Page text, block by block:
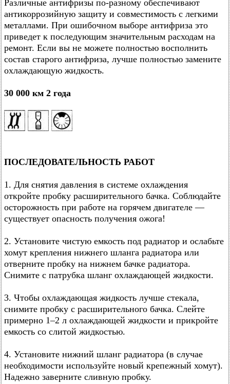
Различные антифризы по-разному обеспечивают
антикоррозийную защиту и совместимость с легкими
металлами. При ошибочном выборе антифриза это
приведет к последующим значительным расходам на
ремонт. Если вы не можете полностью восполнить
состав старого антифриза, лучше полностью замените
охлаждающую жидкость.
30 000 км 2 года
ПОСЛЕДОВАТЕЛЬНОСТЬ РАБОТ
1. Для снятия давления в системе охлаждения
откройте пробку расширительного бачка. Соблюдайте
осторожность при работе на горячем двигателе —
существует опасность получения ожога!
2. Установите чистую емкость под радиатор и ослабьте
хомут крепления нижнего шланга радиатора или
отверните пробку на нижнем бачке радиатора.
Снимите с патрубка шланг охлаждающей жидкости.
3. Чтобы охлаждающая жидкость лучше стекала,
снимите пробку с расширительного бачка. Слейте
примерно 1–2 л охлаждающей жидкости и прикройте
емкость со слитой жидкостью.
4. Установите нижний шланг радиатора (в случае
необходимости используйте новый крепежный хомут).
Надежно заверните сливную пробку.